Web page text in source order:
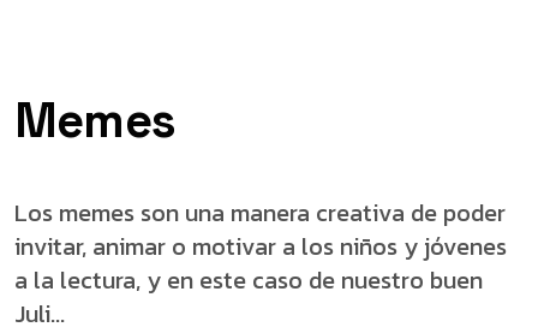
Memes
Los memes son una manera creativa de poder
invitar, animar o motivar a los niños y jóvenes
a la lectura, y en este caso de nuestro buen
Juli...